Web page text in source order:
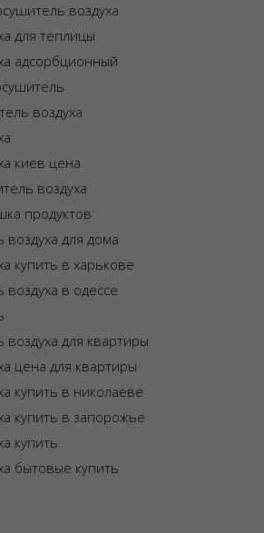
воздуха
для теплицы
адсорбционный
воздуха
киев цена
воздуха
продуктов
воздуха для дома
купить в харькове
воздуха в одессе
воздуха для квартиры
цена для квартиры
купить в николаеве
купить в запорожье
купить
бытовые купить